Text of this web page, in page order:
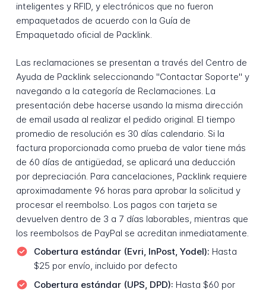
inteligentes y RFID, y electrónicos que no fueron
empaquetados de acuerdo con la Guía de
Empaquetado oficial de Packlink.
Las reclamaciones se presentan a través del Centro de
Ayuda de Packlink seleccionando "Contactar Soporte" y
navegando a la categoría de Reclamaciones. La
presentación debe hacerse usando la misma dirección
de email usada al realizar el pedido original. El tiempo
promedio de resolución es 30 días calendario. Si la
factura proporcionada como prueba de valor tiene más
de 60 días de antigüedad, se aplicará una deducción
por depreciación. Para cancelaciones, Packlink requiere
aproximadamente 96 horas para aprobar la solicitud y
procesar el reembolso. Los pagos con tarjeta se
devuelven dentro de 3 a 7 días laborables, mientras que
los reembolsos de PayPal se acreditan inmediatamente.
Cobertura estándar (Evri, InPost, Yodel): Hasta
$25 por envío, incluido por defecto
Cobertura estándar (UPS, DPD): Hasta $60 por